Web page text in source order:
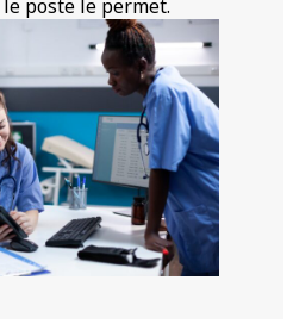
poste le permet.